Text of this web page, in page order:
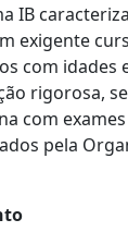
IB
exigente
com idades
rigorosa,
com
pela